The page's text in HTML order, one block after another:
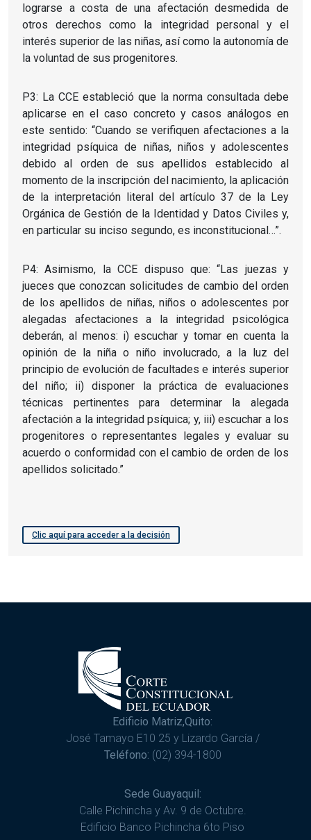
lograrse a costa de una afectación desmedida de
otros derechos como la integridad personal y el
interés superior de las niñas, así como la autonomía de
la voluntad de sus progenitores.
P3: La CCE estableció que la norma consultada debe
aplicarse en el caso concreto y casos análogos en
este sentido: “Cuando se verifiquen afectaciones a la
integridad psíquica de niñas, niños y adolescentes
debido al orden de sus apellidos establecido al
momento de la inscripción del nacimiento, la aplicación
de la interpretación literal del artículo 37 de la Ley
Orgánica de Gestión de la Identidad y Datos Civiles y,
en particular su inciso segundo, es inconstitucional…”.
P4: Asimismo, la CCE dispuso que: “Las juezas y
jueces que conozcan solicitudes de cambio del orden
de los apellidos de niñas, niños o adolescentes por
alegadas afectaciones a la integridad psicológica
deberán, al menos: i) escuchar y tomar en cuenta la
opinión de la niña o niño involucrado, a la luz del
principio de evolución de facultades e interés superior
del niño; ii) disponer la práctica de evaluaciones
técnicas pertinentes para determinar la alegada
afectación a la integridad psíquica; y, iii) escuchar a los
progenitores o representantes legales y evaluar su
acuerdo o conformidad con el cambio de orden de los
apellidos solicitado.”
Clic aquí para acceder a la decisión
Edificio Matriz,Quito:
José Tamayo E10 25 y Lizardo García /
Teléfono: (02) 394-1800
Sede Guayaquil:
Calle Pichincha y Av. 9 de Octubre.
Edificio Banco Pichincha 6to Piso